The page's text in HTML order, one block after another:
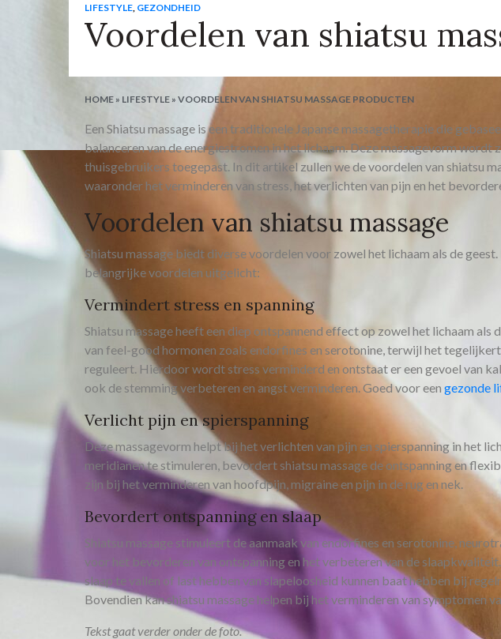
LIFESTYLE GEZONDHEID
Voordelen van shiatsu
HOME » LIFESTYLE » VOORDELEN VAN SHIATSU MASSAGE PRODUCTEN
Een Shiatsu massage is een traditionele Japanse massagetherapie die
balanceren van de energiestromen in het lichaam. Deze massagevorm wordt
thuisgebruikers toegepast. In dit artikel zullen we de voordelen van shiatsu
waaronder het verminderen van stress, het verlichten van pijn en het
Voordelen van shiatsu massage
Shiatsu massage biedt diverse voordelen voor zowel het lichaam als de
belangrijke voordelen uitgelicht:
Vermindert stress en spanning
Shiatsu massage heeft een diep ontspannend effect op zowel het lichaam als
van feel-good hormonen zoals endorfines en serotonine, terwijl het
reguleert. Hierdoor wordt stress verminderd en ontstaat er een gevoel van
ook de stemming verbeteren en angst verminderen. Goed voor een gezonde
Verlicht pijn en spierspanning
Deze massagevorm helpt bij het verlichten van pijn en spierspanning in het
meridianen te stimuleren, bevordert shiatsu massage de ontspanning en
zijn bij het verminderen van hoofdpijn, migraine en pijn in de rug en nek.
Bevordert ontspanning en slaap
Shiatsu massage stimuleert de aanmaak van endorfines en serotonine,
voor het bevorderen van ontspanning en het verbeteren van de
slaap te vallen of last hebben van slapeloosheid kunnen baat hebben bij
Bovendien kan shiatsu massage helpen bij het verminderen van symptomen
Tekst gaat verder onder de foto.